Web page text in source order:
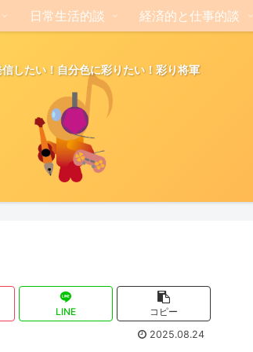
したい！自分色に彩りたい！彩り将軍
日常生活的談 経済的と仕事的談
LINE
コピー
2025.08.24